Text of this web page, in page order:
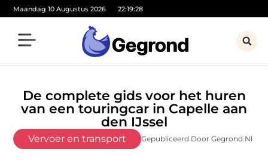
Maandag 10 Augustus 2026 22:19:29
De complete gids voor het huren
van een touringcar in Capelle aan
den IJssel
Vervoer en transport Gepubliceerd Door Gegrond.nl